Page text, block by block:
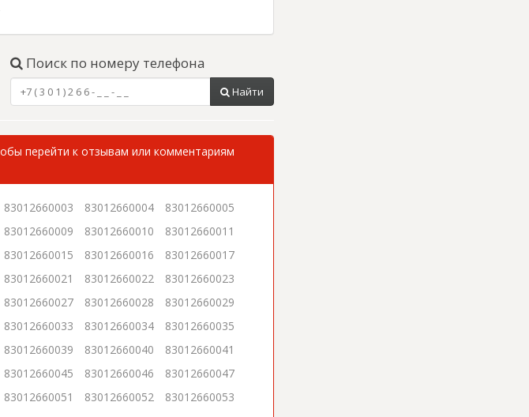
Поиск по номеру телефона
Найти
перейти к отзывам или комментариям
83012660003 83012660004
83012660005
83012660009 83012660010
83012660011
83012660015 83012660016
83012660017
83012660021 83012660022
83012660023
83012660027 83012660028
83012660029
83012660033 83012660034
83012660035
83012660039 83012660040
83012660041
83012660045 83012660046
83012660047
83012660051 83012660052
83012660053